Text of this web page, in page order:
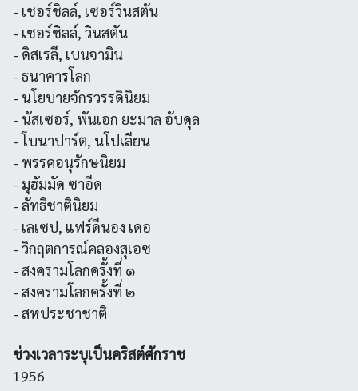
- เชอร์ชิลล์, เซอร์วินสตัน
- เชอร์ชิลล์, วินสตัน
- ดิสเรลี, เบนจามิน
- ธนาคารโลก
- นโยบายจักรวรรดินิยม
- นัสเซอร์, พันเอก ยะมาล อับดุล
- โบนาปาร์ต, นโปเลียน
- พรรคอนุรักษนิยม
- มุฮัมมัด ซาอีด
- ลัทธิชาตินิยม
- เลเซป, แฟร์ดีนอง เดอ
- วิกฤตการณ์คลองสุเอซ
- สงครามโลกครั้งที่ ๑
- สงครามโลกครั้งที่ ๒
- สหประชาชาติ
ช่วงเวลาระบุเป็นคริสต์ศักราช
1956